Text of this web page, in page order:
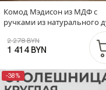
Комод Мэдисон из МДФ с
ручками из натурального
2 278 BYN
1 414 BYN
-38%